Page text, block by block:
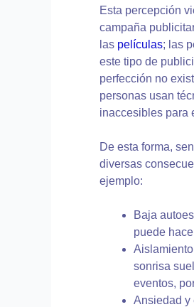
Esta percepción
campaña
las películas; las
este tipo de
perfección no
personas usan
inaccesibles para
De esta forma,
diversas
ejemplo:
Baja
puede
sonrisa
eventos,
Ansiedad y